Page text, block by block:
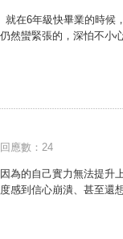
在6年級快畢業的時候
然蠻緊張的，深怕不小
回應數：24
為的自己實力無法提升
感到信心崩潰、甚至還